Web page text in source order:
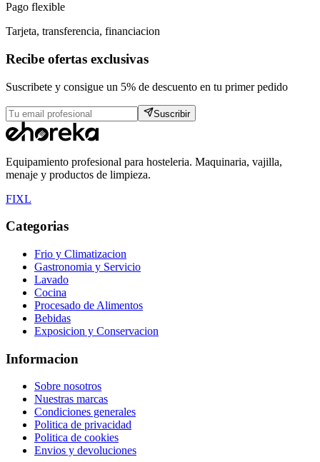
Pago flexible
Tarjeta, transferencia, financiacion
Recibe ofertas exclusivas
Suscribete y consigue un 5% de descuento en tu primer pedido
Suscribir
Equipamiento profesional para hosteleria. Maquinaria, vajilla,
menaje y productos de limpieza.
FIXL
Categorias
Frio y Climatizacion
Gastronomia y Servicio
Lavado
Cocina
Procesado de Alimentos
Bebidas
Exposicion y Conservacion
Informacion
Sobre nosotros
Nuestras marcas
Condiciones generales
Politica de privacidad
Politica de cookies
Envios y devoluciones